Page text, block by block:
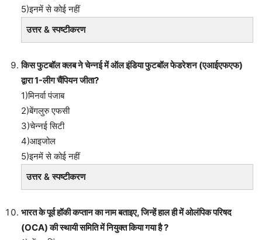
5)इनमें से कोई नहीं
उत्तर & स्पष्टीकरण
किस फुटबॉल क्लब ने चेन्नई में ऑल इंडिया फुटबॉल फेडरेशन (एआईएफएफ)
द्वारा 1-लीग चैंपियन जीता?
1)मिनर्वा पंजाब
2)बेंगलुरु एफसी
3)चेन्नई सिटी
4)आइजोल
5)इनमें से कोई नहीं
उत्तर & स्पष्टीकरण
भारत के पूर्व हॉकी कप्तान का नाम बताइए, जिन्हें हाल ही में ओलंपिक परिषद
(OCA) की स्थायी समिति में नियुक्त किया गया है ?